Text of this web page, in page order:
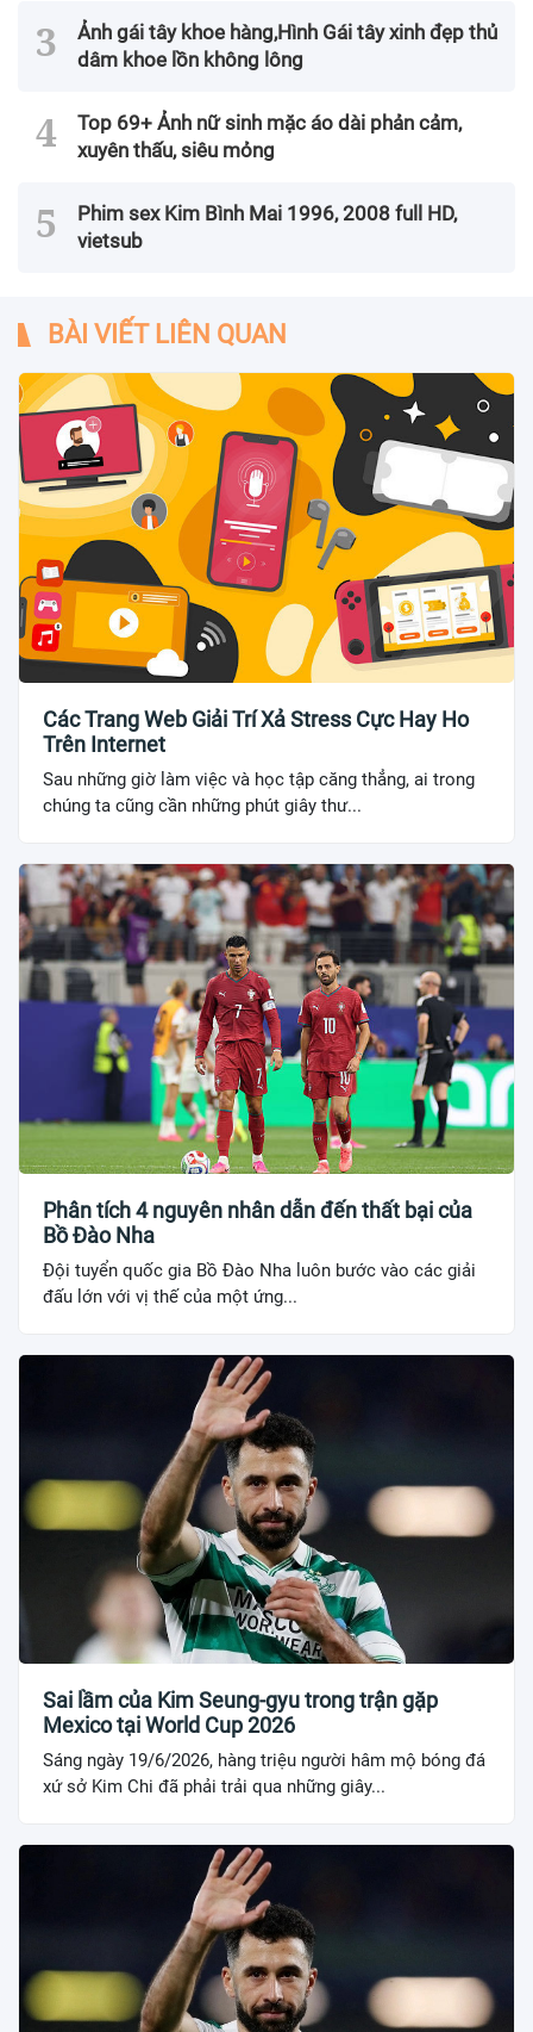
Ảnh gái tây khoe hàng,Hình Gái tây xinh đẹp thủ
dâm khoe lồn không lông
Top 69+ Ảnh nữ sinh mặc áo dài phản cảm,
xuyên thấu, siêu mỏng
Phim sex Kim Bình Mai 1996, 2008 full HD,
vietsub
BÀI VIẾT LIÊN QUAN
Các Trang Web Giải Trí Xả Stress Cực Hay Ho
Trên Internet
Sau những giờ làm việc và học tập căng thẳng, ai trong
chúng ta cũng cần những phút giây thư...
Phân tích 4 nguyên nhân dẫn đến thất bại của
Bồ Đào Nha
Đội tuyển quốc gia Bồ Đào Nha luôn bước vào các giải
đấu lớn với vị thế của một ứng...
Sai lầm của Kim Seung-gyu trong trận gặp
Mexico tại World Cup 2026
Sáng ngày 19/6/2026, hàng triệu người hâm mộ bóng đá
xứ sở Kim Chi đã phải trải qua những giây...